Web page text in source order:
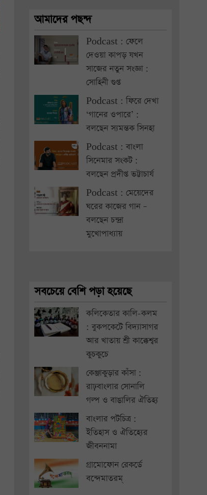
আমাদের পছন্দ
Podcast : ফেলে
দেওয়া কাপড় যখন
সাজের নতুন সংজ্ঞা :
সোহিনী গুপ্ত
Podcast : ফিরে দেখা
‘গানের ওপারে’ :
বলছেন স্যমন্তক সিনহা
Podcast : বাংলা
সিনেমার সংকট :
বলছেন প্রদীপ্ত ভট্টাচার্য
Podcast : মেয়েদের
ঘরের কাজের গান –
বলছেন চন্দ্রা
মুখোপাধ্যায়
সবচেয়ে বেশি পড়া হয়েছে
কলিকেতার কালি-কলম
: বুকপকেটে বিদ্যাসাগর
আর খাতায় শ্রী কাক্কেশ্বর
কুচকুচে
কেঞ্জাকুড়ার কাঁসা :
রাঢ়বাংলার সোনালি
গল্প ও বাঙালির ঐতিহ্য
বাংলার পটচিত্র :
ইতিহাস ও ঐতিহ্যের
জীবননামা
গ্রামোফোন রেকর্ডে
বন্দেমাতরম্